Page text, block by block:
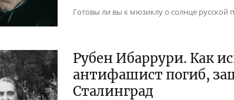
Готовы ли вы к мюзиклу о солнце русской
Рубен Ибаррури. Как
антифашист погиб,
Сталинград